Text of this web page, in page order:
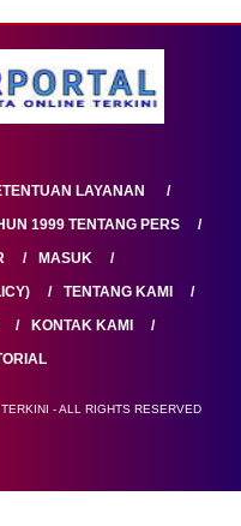
LAYANAN
1999 TENTANG PERS
MASUK
TENTANG KAMI
KONTAK KAMI
- ALL RIGHTS RESERVED